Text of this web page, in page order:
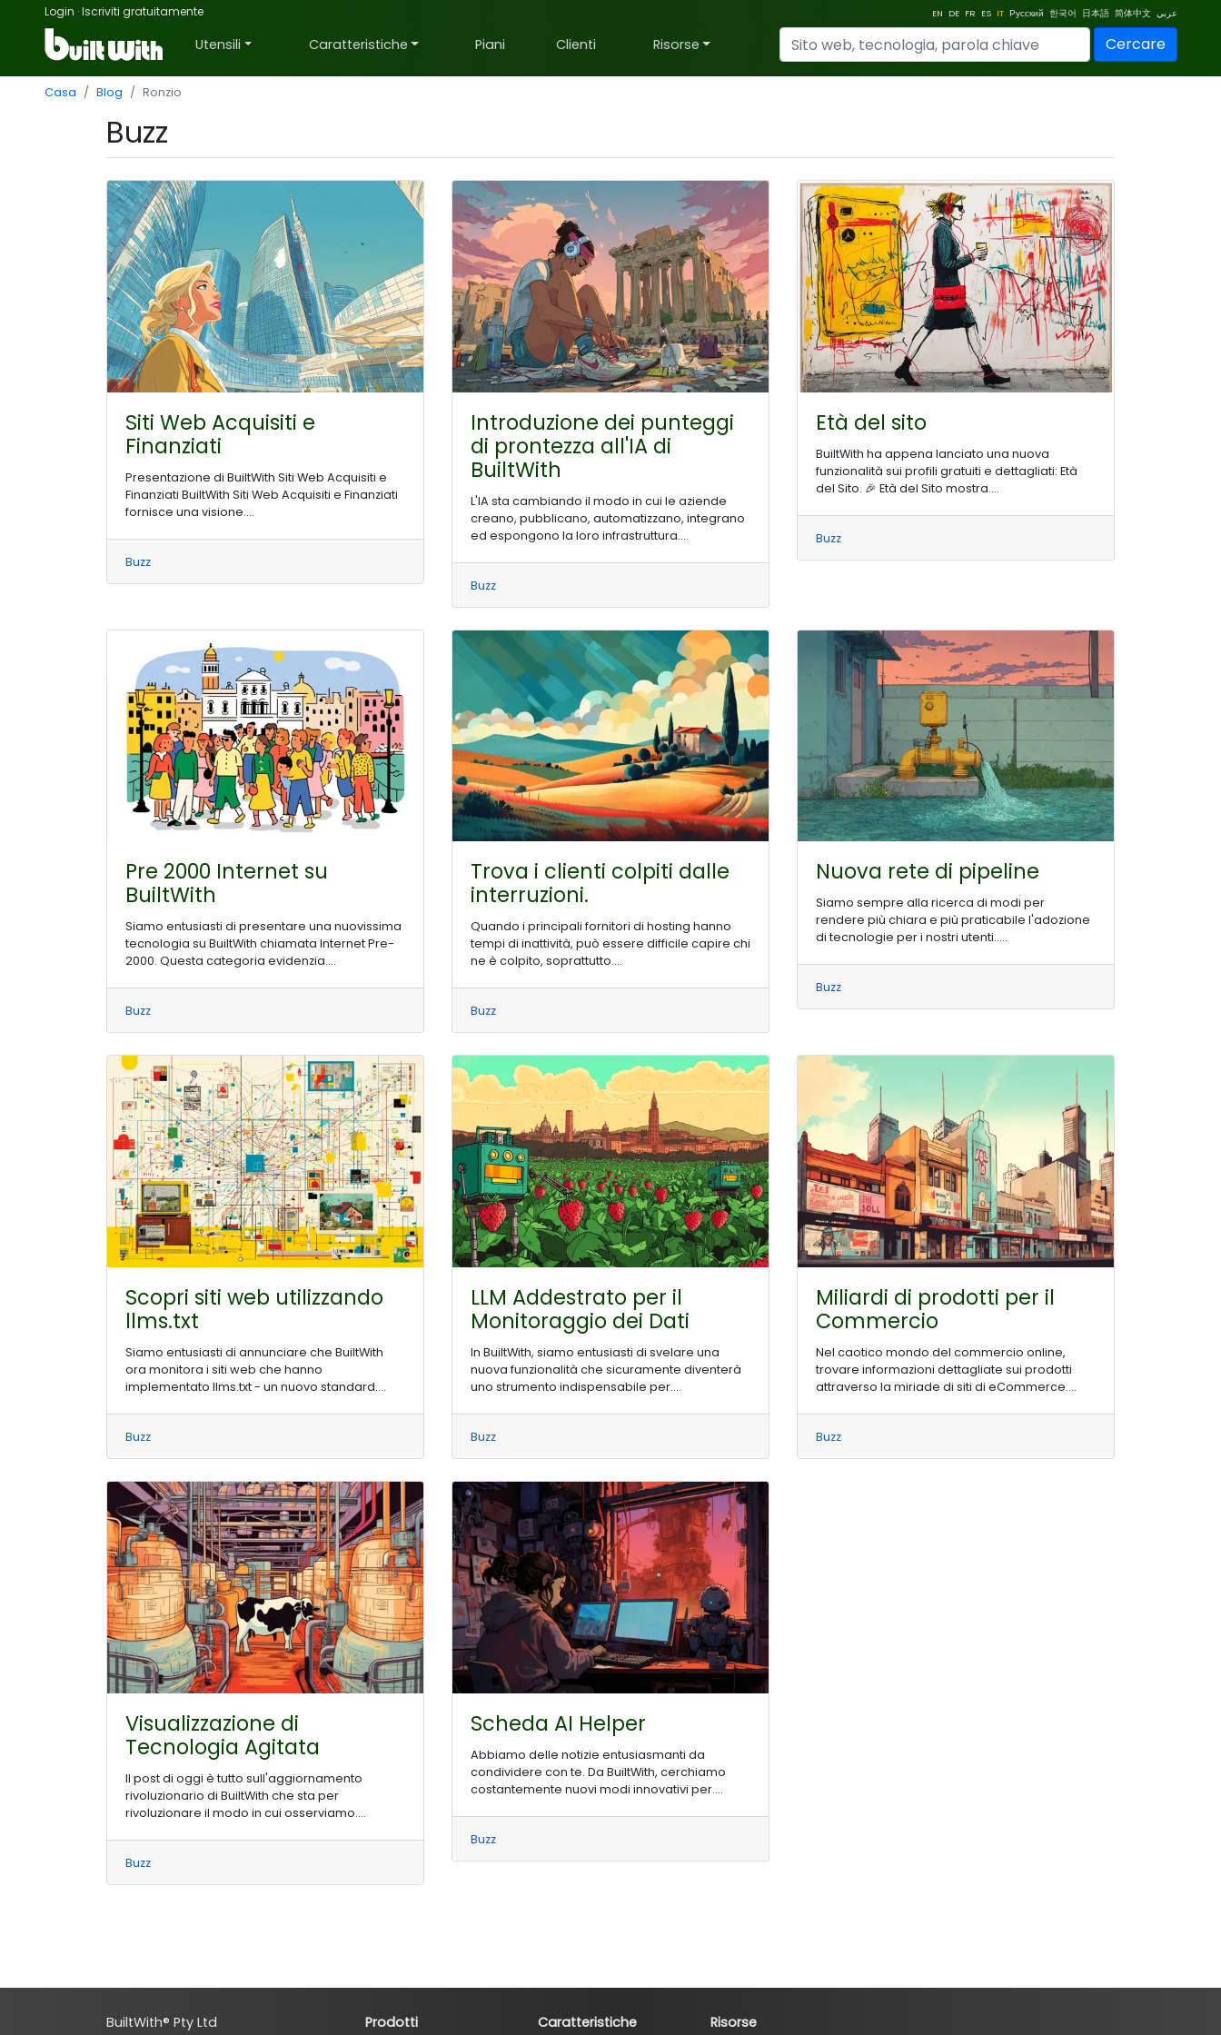
Login ·Iscriviti gratuitamente EN DE FR ES IT Русский 한국어 日本語 简体中文 عربي
Utensili Caratteristiche Piani Clienti Risorse Cercare
Casa Blog Ronzio
Buzz
Siti Web Acquisiti e
Finanziati
Presentazione di BuiltWith Siti Web Acquisiti e
Finanziati BuiltWith Siti Web Acquisiti e Finanziati
fornisce una visione....
Buzz
Introduzione dei punteggi
di prontezza all'IA di
BuiltWith
L'IA sta cambiando il modo in cui le aziende
creano, pubblicano, automatizzano, integrano
ed espongono la loro infrastruttura....
Buzz
Età del sito
BuiltWith ha appena lanciato una nuova
funzionalità sui profili gratuiti e dettagliati: Età
del Sito. 🎉 Età del Sito mostra....
Buzz
Pre 2000 Internet su
BuiltWith
Siamo entusiasti di presentare una nuovissima
tecnologia su BuiltWith chiamata Internet Pre-
2000. Questa categoria evidenzia....
Buzz
Trova i clienti colpiti dalle
interruzioni.
Quando i principali fornitori di hosting hanno
tempi di inattività, può essere difficile capire chi
ne è colpito, soprattutto....
Buzz
Nuova rete di pipeline
Siamo sempre alla ricerca di modi per
rendere più chiara e più praticabile l'adozione
di tecnologie per i nostri utenti.....
Buzz
Scopri siti web utilizzando
llms.txt
Siamo entusiasti di annunciare che BuiltWith
ora monitora i siti web che hanno
implementato llms.txt - un nuovo standard....
Buzz
LLM Addestrato per il
Monitoraggio dei Dati
In BuiltWith, siamo entusiasti di svelare una
nuova funzionalità che sicuramente diventerà
uno strumento indispensabile per....
Buzz
Miliardi di prodotti per il
Commercio
Nel caotico mondo del commercio online,
trovare informazioni dettagliate sui prodotti
attraverso la miriade di siti di eCommerce....
Buzz
Visualizzazione di
Tecnologia Agitata
Il post di oggi è tutto sull'aggiornamento
rivoluzionario di BuiltWith che sta per
rivoluzionare il modo in cui osserviamo....
Buzz
Scheda AI Helper
Abbiamo delle notizie entusiasmanti da
condividere con te. Da BuiltWith, cerchiamo
costantemente nuovi modi innovativi per....
Buzz
BuiltWith® Pty Ltd
Prodotti
Caratteristiche
Risorse